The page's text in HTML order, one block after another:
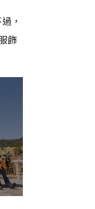
，
飾